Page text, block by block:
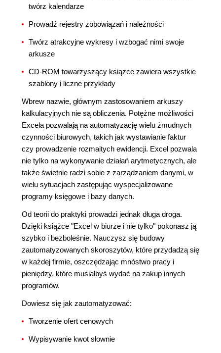
twórz kalendarze
Prowadź rejestry zobowiązań i należności
Twórz atrakcyjne wykresy i wzbogać nimi swoje
arkusze
CD-ROM towarzyszący książce zawiera wszystkie
szablony i liczne przykłady
Wbrew nazwie, głównym zastosowaniem arkuszy
kalkulacyjnych nie są obliczenia. Potężne możliwości
Excela pozwalają na automatyzację wielu żmudnych
czynności biurowych, takich jak wystawianie faktur
czy prowadzenie rozmaitych ewidencji. Excel pozwala
nie tylko na wykonywanie działań arytmetycznych, ale
także świetnie radzi sobie z zarządzaniem danymi, w
wielu sytuacjach zastępując wyspecjalizowane
programy księgowe i bazy danych.
Od teorii do praktyki prowadzi jednak długa droga.
Dzięki książce "Excel w biurze i nie tylko" pokonasz ją
szybko i bezboleśnie. Nauczysz się budowy
zautomatyzowanych skoroszytów, które przydadzą się
w każdej firmie, oszczędzając mnóstwo pracy i
pieniędzy, które musiałbyś wydać na zakup innych
programów.
Dowiesz się jak zautomatyzować:
Tworzenie ofert cenowych
Wypisywanie kwot słownie